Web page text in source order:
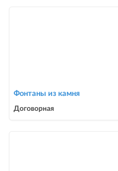
Фонтаны из камня
Договорная